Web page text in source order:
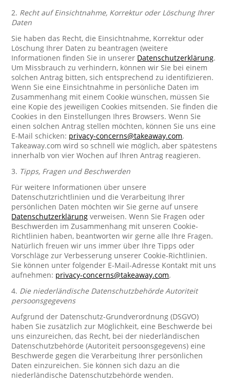
2. Recht auf Einsichtnahme, Korrektur oder Löschung Ihrer
Daten
Sie haben das Recht, die Einsichtnahme, Korrektur oder
Löschung Ihrer Daten zu beantragen (weitere
Informationen finden Sie in unserer Datenschutzerklärung.
Um Missbrauch zu verhindern, können wir Sie bei einem
solchen Antrag bitten, sich entsprechend zu identifizieren.
Wenn Sie eine Einsichtnahme in persönliche Daten im
Zusammenhang mit einem Cookie wünschen, müssen Sie
eine Kopie des jeweiligen Cookies mitsenden. Sie finden die
Cookies in den Einstellungen Ihres Browsers. Wenn Sie
einen solchen Antrag stellen möchten, können Sie uns eine
E-Mail schicken: privacy-concerns@takeaway.com.
Takeaway.com wird so schnell wie möglich, aber spätestens
innerhalb von vier Wochen auf Ihren Antrag reagieren.
3. Tipps, Fragen und Beschwerden
Für weitere Informationen über unsere
Datenschutzrichtlinien und die Verarbeitung Ihrer
persönlichen Daten möchten wir Sie gerne auf unsere
Datenschutzerklärung verweisen. Wenn Sie Fragen oder
Beschwerden im Zusammenhang mit unseren Cookie-
Richtlinien haben, beantworten wir gerne alle Ihre Fragen.
Natürlich freuen wir uns immer über Ihre Tipps oder
Vorschläge zur Verbesserung unserer Cookie-Richtlinien.
Sie können unter folgender E-Mail-Adresse Kontakt mit uns
aufnehmen: privacy-concerns@takeaway.com.
4. Die niederländische Datenschutzbehörde Autoriteit
persoonsgegevens
Aufgrund der Datenschutz-Grundverordnung (DSGVO)
haben Sie zusätzlich zur Möglichkeit, eine Beschwerde bei
uns einzureichen, das Recht, bei der niederländischen
Datenschutzbehörde (Autoriteit persoonsgegevens) eine
Beschwerde gegen die Verarbeitung Ihrer persönlichen
Daten einzureichen. Sie können sich dazu an die
niederländische Datenschutzbehörde wenden.